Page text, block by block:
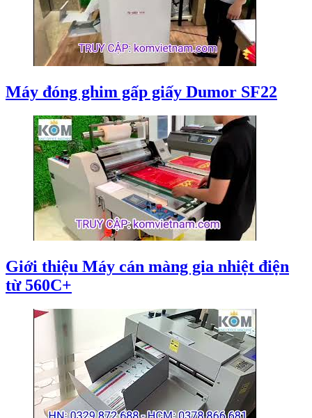
Máy đóng ghim gấp giấy Dumor SF22
Giới thiệu Máy cán màng gia nhiệt điện
từ 560C+